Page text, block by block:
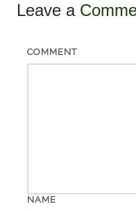
Leave a
COMMENT
NAME